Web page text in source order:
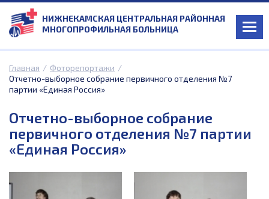
НИЖНЕКАМСКАЯ ЦЕНТРАЛЬНАЯ РАЙОННАЯ
МНОГОПРОФИЛЬНАЯ БОЛЬНИЦА
Главная / Фоторепортажи /
Отчетно-выборное собрание первичного отделения №7
партии «Единая Россия»
Отчетно-выборное собрание
первичного отделения №7 партии
«Единая Россия»